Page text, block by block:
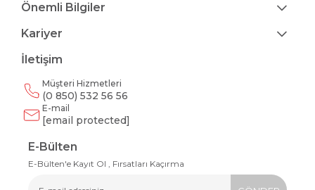
Önemli Bilgiler
Kariyer
İletişim
Müşteri Hizmetleri
(0 850) 532 56 56
E-mail
[email protected]
E-Bülten
E-Bülten'e Kayıt Ol , Fırsatları Kaçırma